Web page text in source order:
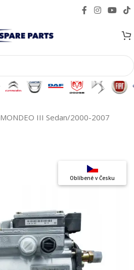
MONDEO III Sedan/2000-2007
Oblíbené v Česku